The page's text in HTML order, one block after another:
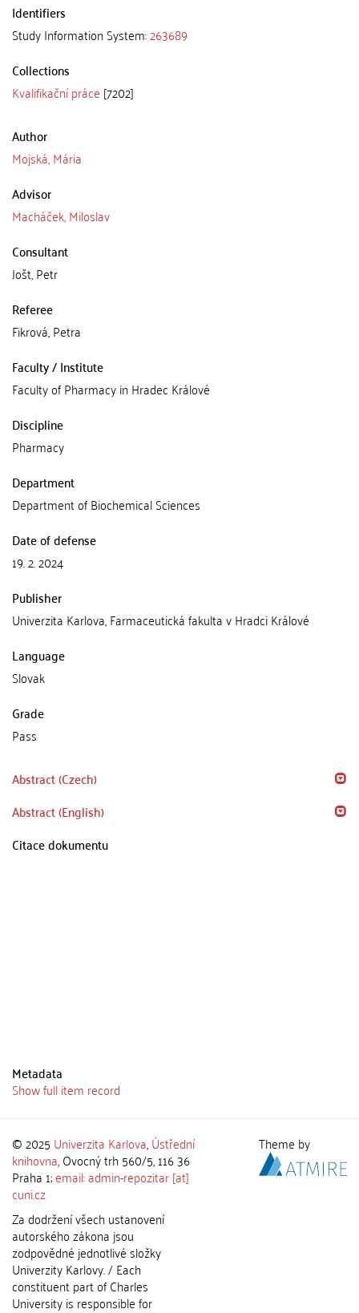
Identifiers
Study Information System:263689
Collections
Kvalifikační práce [7202]
Author
Mojská, Mária
Advisor
Macháček, Miloslav
Consultant
Jošt, Petr
Referee
Fikrová, Petra
Faculty / Institute
Faculty of Pharmacy in Hradec Králové
Discipline
Pharmacy
Department
Department of Biochemical Sciences
Date of defense
19. 2. 2024
Publisher
Univerzita Karlova, Farmaceutická fakulta v Hradci Králové
Language
Slovak
Grade
Pass
Abstract (Czech)
Abstract (English)
Citace dokumentu
Metadata
Show full item record
© 2025 Univerzita Karlova,Ústřední
knihovna, Ovocný trh 560/5, 116 36
Praha 1;email: admin-repozitar [at]
cuni.cz
Za dodržení všech ustanovení
autorského zákona jsou
zodpovědné jednotlivé složky
Univerzity Karlovy. / Each
constituent part of Charles
University is responsible for
Theme by